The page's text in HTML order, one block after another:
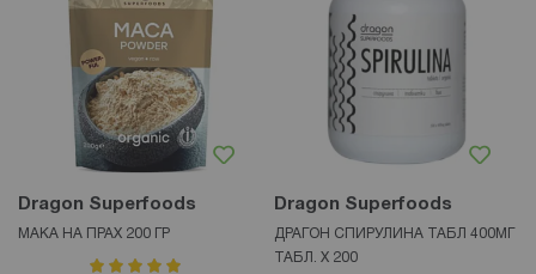
Dragon Superfoods
МАКА НА ПРАХ 200 ГР
рейтинг:
Dragon Superfoods
ДРАГОН СПИРУЛИНА ТАБЛ 400МГ
ТАБЛ. X 200